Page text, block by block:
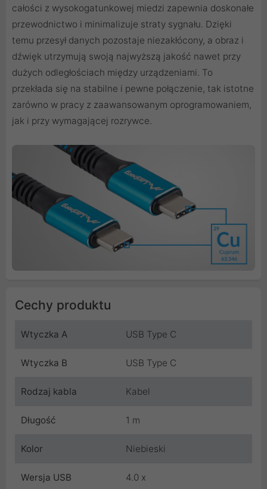
całości z wysokogatunkowej miedzi zapewnia doskonałe
przewodnictwo i minimalizuje straty sygnału. Dzięki
temu przesył danych pozostaje niezakłócony, a obraz i
dźwięk utrzymują swoją najwyższą jakość nawet przy
dużych odległościach między urządzeniami. To
przekłada się na stabilne i pewne połączenie, tak istotne
zarówno w pracy z zaawansowanym oprogramowaniem,
jak i przy wymagającej rozrywce.
Cechy produktu
Wtyczka A USB Type C
Wtyczka B USB Type C
Rodzaj kabla Kabel
Długość 1 m
Kolor Niebieski
Wersja USB 4.0 x